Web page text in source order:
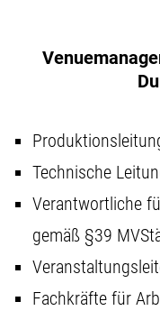
Technische
Verantwortliche
gemäß §39
Fachkräfte für